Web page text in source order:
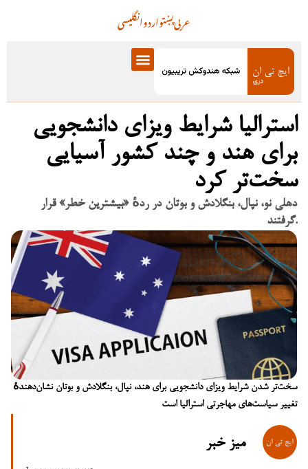
انگلیسیاردوپښتوعربی
استرالیا شرایط ویزای دانشجویی
برای هند و چند کشور آسیایی
سخت‌تر کرد
دهلی نو، نپال، بنگلادش و بوتان در ردهٔ «بیشترین خطر» قرار
گرفتند.
سخت‌تر شدن شرایط ویزای دانشجویی برای هند، نپال، بنگلادش و بوتان نشان‌دهندهٔ
تغییر سیاست‌های مهاجرتی استرالیا است
میز خبر